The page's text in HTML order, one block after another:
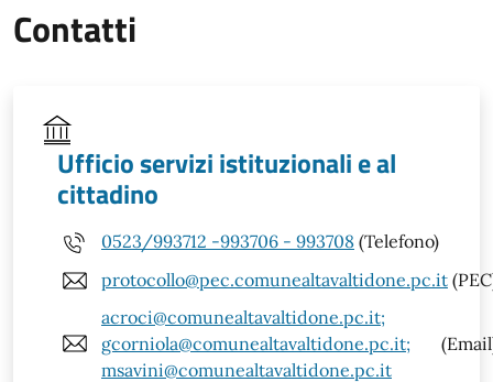
Contatti
Ufficio servizi istituzionali e al
cittadino
0523/993712 -993706 - 993708 (Telefono)
protocollo@pec.comunealtavaltidone.pc.it
acroci@comunealtavaltidone.pc.it;
gcorniola@comunealtavaltidone.pc.it;
msavini@comunealtavaltidone.pc.it